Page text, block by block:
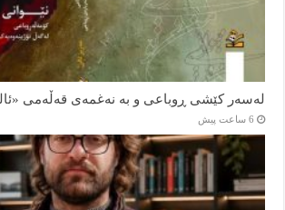
لەسەر کێشی ڕوباعی و به نەغمەی قەڵەمی
6 ساعت پیش